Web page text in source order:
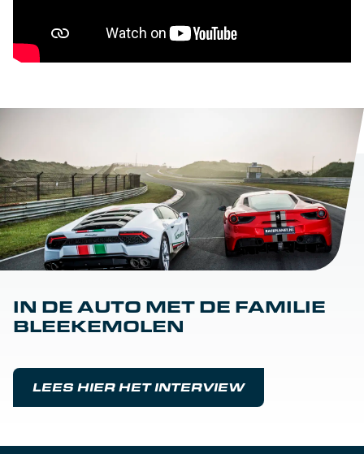
IN DE AUTO MET DE FAMILIE
BLEEKEMOLEN
LEES HIER HET INTERVIEW